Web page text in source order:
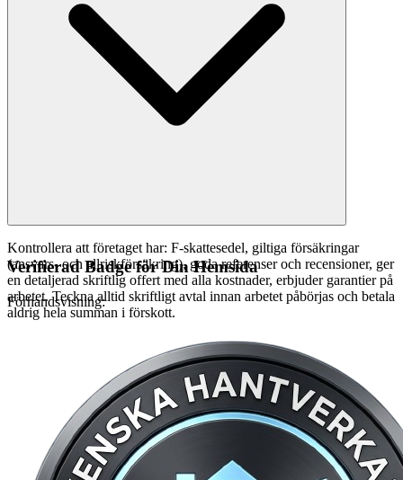
Kontrollera att företaget har: F-skattesedel, giltiga försäkringar
(ansvars- och allriskförsäkring), goda referenser och recensioner, ger
en detaljerad skriftlig offert med alla kostnader, erbjuder garantier på
arbetet. Teckna alltid skriftligt avtal innan arbetet påbörjas och betala
aldrig hela summan i förskott.
Verifierad Badge för Din Hemsida
Förhandsvisning: